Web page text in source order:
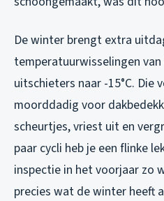
De winter brengt extra
temperatuurwisselingen
uitschieters naar -15°C. Die
moorddadig voor
scheurtjes, vriest uit en
paar cycli heb je een flinke
inspectie in het voorjaar zo
precies wat de winter heeft